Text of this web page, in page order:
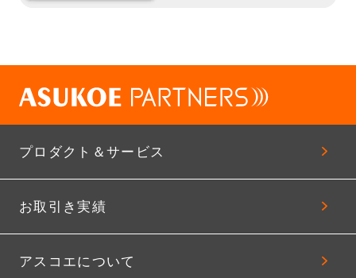
プロダクト＆サービス
お取引き実績
アスコエについて